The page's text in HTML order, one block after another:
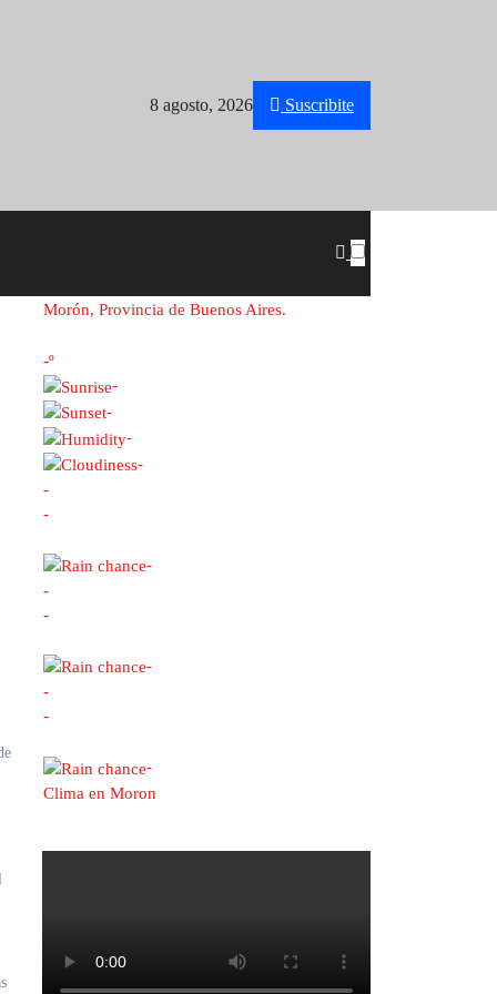
8 agosto, 2026 Suscribite
Morón, Provincia de Buenos Aires.
-º
-
-
-
-
-
-
-
-
-
-
-
-
-
Clima en Moron